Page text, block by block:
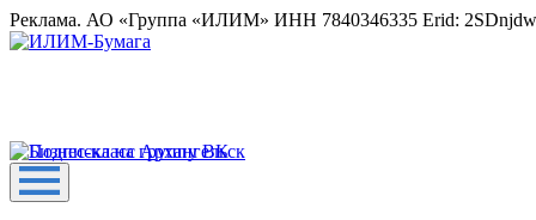
Реклама. АО «Группа «ИЛИМ» ИНН 7840346335 Erid: